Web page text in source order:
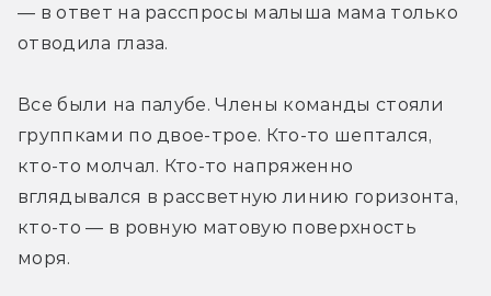
— в ответ на расспросы малыша мама только
отводила глаза.
Все были на палубе. Члены команды стояли
группками по двое-трое. Кто-то шептался,
кто-то молчал. Кто-то напряженно
вглядывался в рассветную линию горизонта,
кто-то — в ровную матовую поверхность
моря.